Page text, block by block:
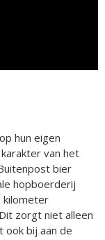
hun eigen
van het
bier
hopboerderij
kilometer
zorgt niet alleen
ook bij aan de